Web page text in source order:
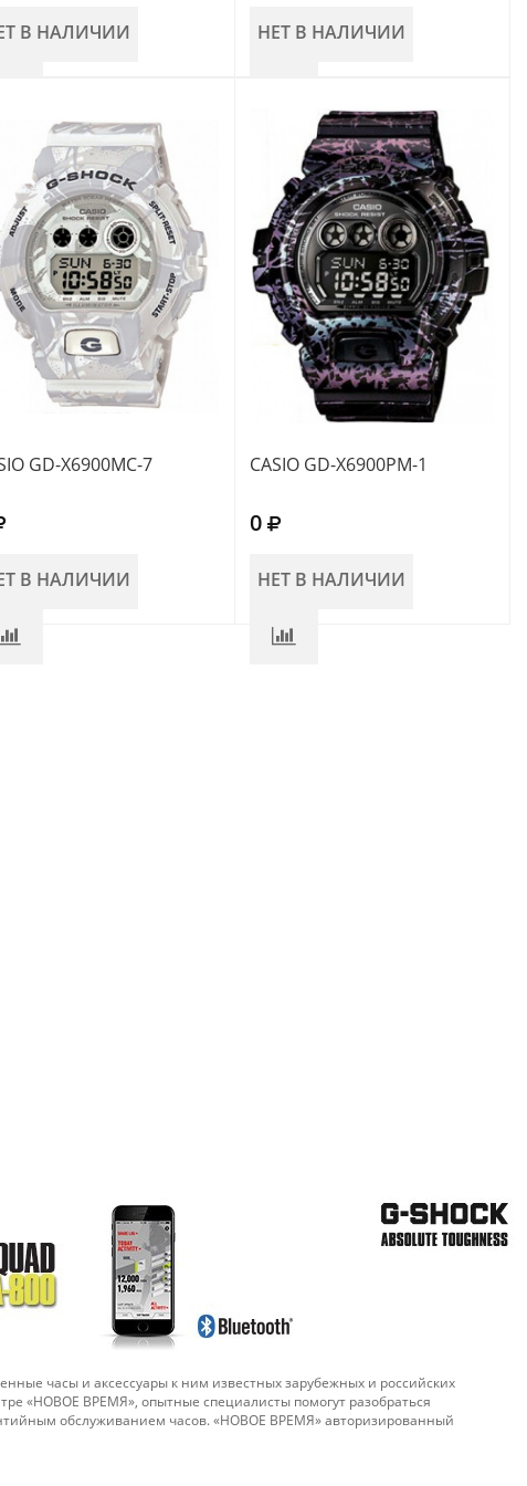
В НАЛИЧИИ НЕТ В НАЛИЧИИ
GD-X6900MC-7
В НАЛИЧИИ
CASIO GD-X6900PM-1
0
НЕТ В НАЛИЧИИ
часы и аксессуары к ним известных зарубежных и российских
«НОВОЕ ВРЕМЯ», опытные специалисты помогут разобраться
обслуживанием часов. «НОВОЕ ВРЕМЯ» авторизированный